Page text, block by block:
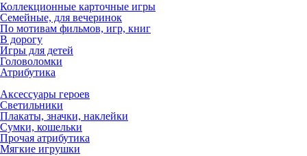
Коллекционные карточные игры
Семейные, для вечеринок
По мотивам фильмов, игр, книг
В дорогу
Игры для детей
Головоломки
Атрибутика
Аксессуары героев
Светильники
Плакаты, значки, наклейки
Сумки, кошельки
Прочая атрибутика
Мягкие игрушки